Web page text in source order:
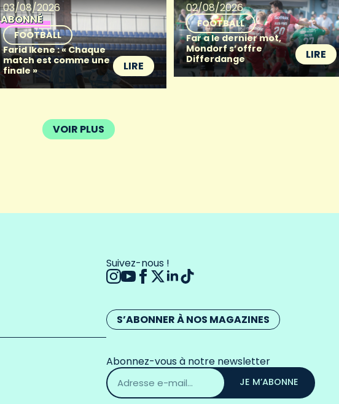
03/08/2026
ABONNÉ
FOOTBALL
Farid Ikene : « Chaque
match est comme une
finale »
LIRE
02/08/2026
FOOTBALL
Far a le dernier mot,
Mondorf s’offre
Differdange
LIRE
VOIR PLUS
Suivez-nous !
S’ABONNER À NOS MAGAZINES
Abonnez-vous à notre newsletter
Adresse
email
*
JE M’ABONNE